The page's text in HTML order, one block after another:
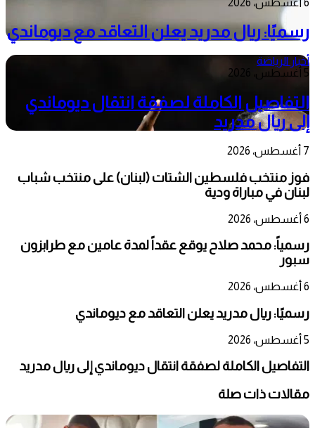
رسميًا: ريال مدريد يعلن التعاقد مع ديوماندي
أخبار الرياضة
5 أغسطس، 2026
التفاصيل الكاملة لصفقة انتقال ديوماندي
إلى ريال مدريد
7 أغسطس، 2026
فوز منتخب فلسطين الشتات (لبنان) على منتخب شباب
لبنان في مباراة ودية
6 أغسطس، 2026
رسمياً: محمد صلاح يوقع عقداً لمدة عامين مع طرابزون
سبور
6 أغسطس، 2026
رسميًا: ريال مدريد يعلن التعاقد مع ديوماندي
5 أغسطس، 2026
التفاصيل الكاملة لصفقة انتقال ديوماندي إلى ريال مدريد
مقالات ذات صلة